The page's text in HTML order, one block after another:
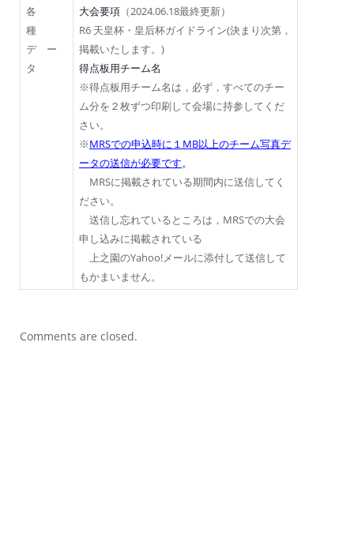
各
種
デ ー
タ
大会要項 （2024.06.18最終更新）
R6 天皇杯・皇后杯ガイドライン(決まり次第，
掲載いたします。)
得点板用チーム名
※得点板用チーム名は，必ず，すべてのチー
ム分を２枚ずつ印刷して会場に持参してくだ
さい。
※MRSでの申込時に１MB以上のチーム写真デ
ータの送信が必要です。
MRSに掲載されている期間内に送信してく
ださい。
送信し忘れているところは，MRSでの大会
申し込みに掲載されている
上之園のYahoo!メールに添付して送信して
もかまいません。
Comments are closed.